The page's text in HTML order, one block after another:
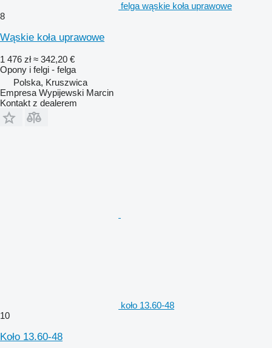
felga wąskie koła uprawowe
8
Wąskie koła uprawowe
1 476 zł ≈ 342,20 €
Opony i felgi - felga
Polska, Kruszwica
Empresa Wypijewski Marcin
Kontakt z dealerem
koło 13.60-48
10
Koło 13.60-48